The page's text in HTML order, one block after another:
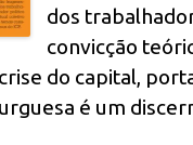
dos
convicção
do capital,
é um